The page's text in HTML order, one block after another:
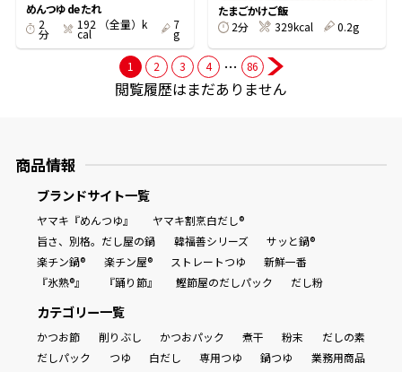
だしパック
めんつゆ de たれ
2
分
192 （全量）k
cal
7
g
たまごかけご飯
2分
329kcal 0.2g
1 2 3 4 … 86
閲覧履歴はまだありません
商品情報
ブランドサイト一覧
ヤマキ『めんつゆ』
ヤマキ割烹白だし®
旨さ、別格。だし屋の鍋
韓福善シリーズ
サッと鍋®
楽チン鍋®
楽チン屋® ストレートつゆ
新鮮一番
『氷熟®』
『踊り節』 鰹節屋のだしパック だし粉
カテゴリー一覧
かつお節 削りぶし かつおパック 煮干 粉末
だしの素
だしパック
つゆ 白だし 専用つゆ 鍋つゆ 業務用商品